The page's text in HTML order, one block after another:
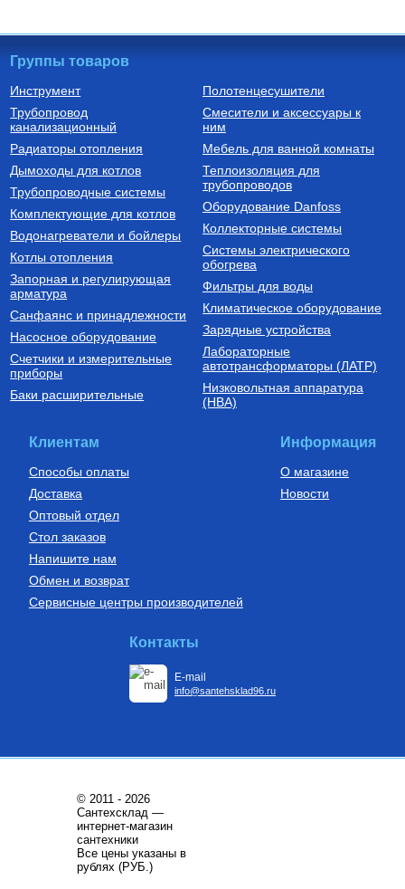
Группы товаров
Инструмент
Трубопровод
канализационный
Радиаторы отопления
Дымоходы для котлов
Трубопроводные системы
Комплектующие для котлов
Водонагреватели и бойлеры
Котлы отопления
Запорная и регулирующая
арматура
Санфаянс и принадлежности
Насосное оборудование
Счетчики и измерительные
приборы
Баки расширительные
Полотенцесушители
Смесители и аксессуары к
ним
Мебель для ванной комнаты
Теплоизоляция для
трубопроводов
Оборудование Danfoss
Коллекторные системы
Системы электрического
обогрева
Фильтры для воды
Климатическое оборудование
Зарядные устройства
Лабораторные
автотрансформаторы (ЛАТР)
Низковольтная аппаратура
(НВА)
Клиентам
Способы оплаты
Доставка
Оптовый отдел
Стол заказов
Напишите нам
Обмен и возврат
Сервисные центры производителей
Информация
О магазине
Новости
Контакты
E-mail
info@santehsklad96.ru
© 2011 - 2026
Сантехсклад —
интернет-магазин
сантехники
Все цены указаны в
рублях (РУБ.)